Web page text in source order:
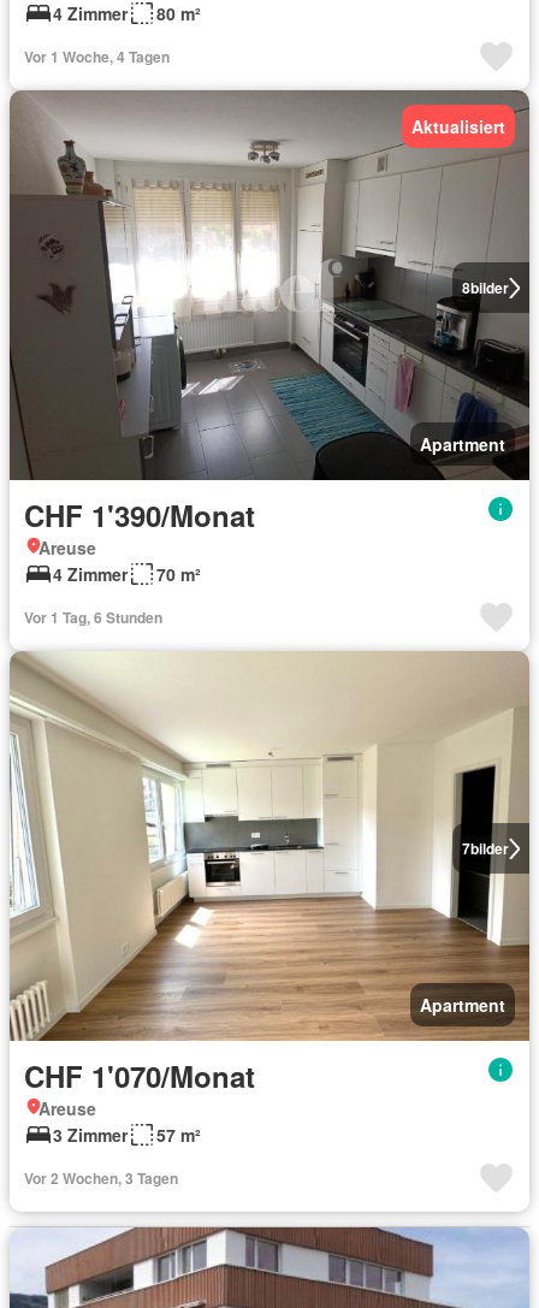
4 Zimmer
80 m²
Vor 1 Woche, 4 Tagen
8bilder
Aktualisiert
Apartment
CHF 1'390/Monat
Areuse
4 Zimmer
70 m²
Vor 1 Tag, 6 Stunden
7bilder
Apartment
CHF 1'070/Monat
Areuse
3 Zimmer
57 m²
Vor 2 Wochen, 3 Tagen